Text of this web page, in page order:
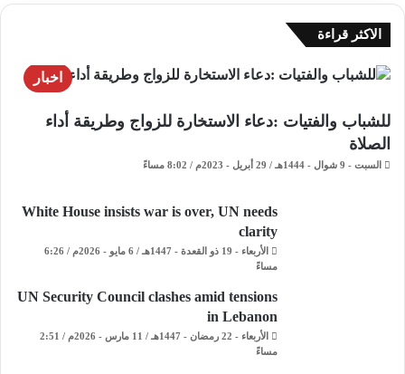
الاكثر قراءة
اخبار
للشباب والفتيات :دعاء الاستخارة للزواج وطريقة أداء
الصلاة
السبت - 9 شوال - 1444هـ / 29 أبريل - 2023م / 8:02 مساءً
White House insists war is over, UN needs
clarity
الأربعاء - 19 ذو القعدة - 1447هـ / 6 مايو - 2026م / 6:26
مساءً
UN Security Council clashes amid tensions
in Lebanon
الأربعاء - 22 رمضان - 1447هـ / 11 مارس - 2026م / 2:51
مساءً